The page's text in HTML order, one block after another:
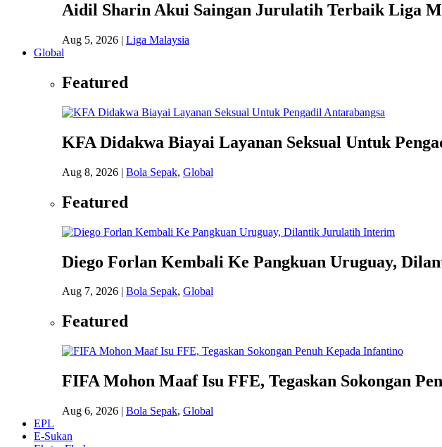
Aidil Sharin Akui Saingan Jurulatih Terbaik Liga M
Aug 5, 2026 | Liga Malaysia
Global
Featured
KFA Didakwa Biayai Layanan Seksual Untuk
Aug 8, 2026 | Bola Sepak, Global
Featured
Diego Forlan Kembali Ke Pangkuan Uruguay,
Aug 7, 2026 | Bola Sepak, Global
Featured
FIFA Mohon Maaf Isu FFE, Tegaskan Sokongan
Aug 6, 2026 | Bola Sepak, Global
EPL
E-Sukan